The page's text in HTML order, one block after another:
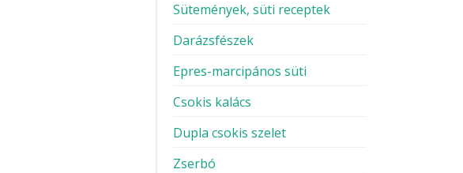
Sütemények, süti receptek
Darázsfészek
Epres-marcipános süti
Csokis kalács
Dupla csokis szelet
Zserbó